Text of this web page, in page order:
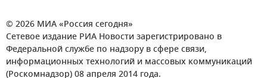
© 2026 МИА «Россия сегодня»
Сетевое издание РИА Новости зарегистрировано в
Федеральной службе по надзору в сфере связи,
информационных технологий и массовых коммуникаций
(Роскомнадзор) 08 апреля 2014 года.